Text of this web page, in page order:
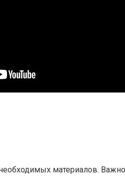
материалов.